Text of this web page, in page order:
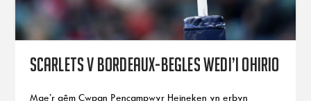
Scarlets v Bordeaux-Begles wedi’i ohirio
Mae’r gêm Cwpan Pencampwyr Heineken yn erbyn